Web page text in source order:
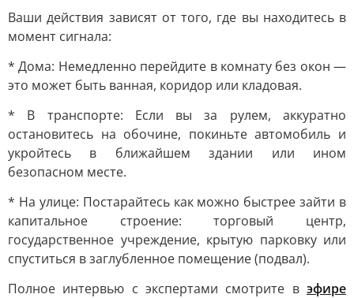
Ваши действия зависят от того, где вы находитесь в
момент сигнала:
* Дома: Немедленно перейдите в комнату без окон —
это может быть ванная, коридор или кладовая.
* В транспорте: Если вы за рулем, аккуратно
остановитесь на обочине, покиньте автомобиль и
укройтесь в ближайшем здании или ином
безопасном месте.
* На улице: Постарайтесь как можно быстрее зайти в
капитальное строение: торговый центр,
государственное учреждение, крытую парковку или
спуститься в заглубленное помещение (подвал).
Полное интервью с экспертами смотрите в эфире